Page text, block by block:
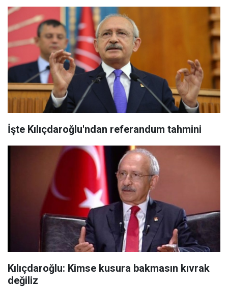
İşte Kılıçdaroğlu'ndan referandum tahmini
Kılıçdaroğlu: Kimse kusura bakmasın kıvrak
değiliz